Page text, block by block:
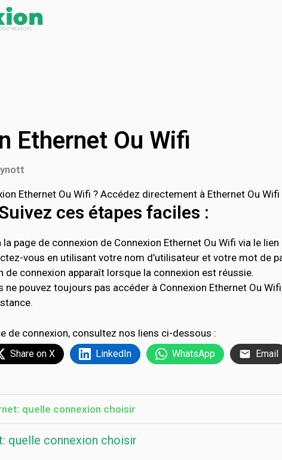
Ethernet Ou Wifi
Ethernet Ou Wifi ? Accédez directement à Ethernet Ou
ces étapes faciles :
la page de connexion de Connexion Ethernet Ou Wifi via le
vous en utilisant votre nom d’utilisateur et votre mot de
de connexion apparaît lorsque la connexion est réussie.
ne pouvez toujours pas accéder à Connexion Ethernet Ou
de connexion, consultez nos liens ci-dessous :
Share on X LinkedIn WhatsApp Email
quelle connexion choisir
quelle connexion choisir